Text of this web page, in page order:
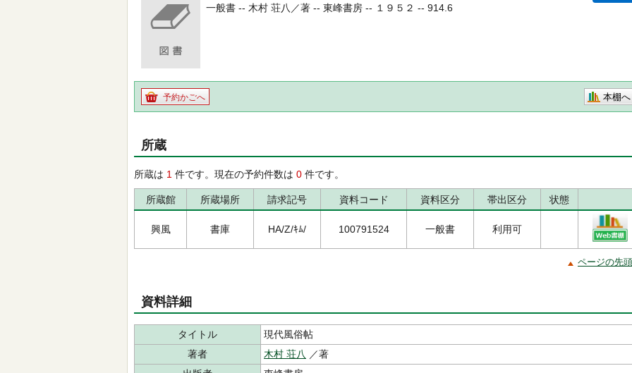
一般書 -- 木村 荘八／著 -- 東峰書房 -- １９５２ -- 914.6
予約かごへ 本棚へ
所蔵
所蔵は 1 件です。現在の予約件数は 0 件です。
所蔵館 所蔵場所 請求記号 資料コード 資料区分 帯出区分 状態
興風 書庫 HA/Z/ｷﾑ/ 100791524 一般書 利用可
ページの先
資料詳細
タイトル
現代風俗帖
著者
木村 荘八 ／著